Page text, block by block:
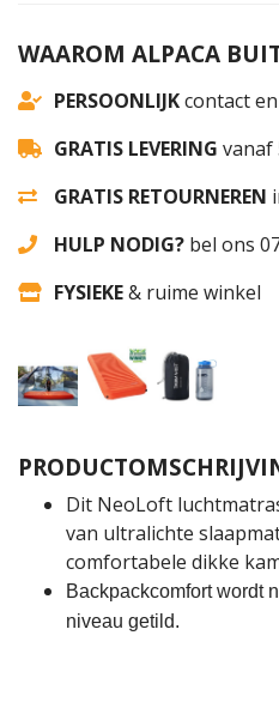
WAAROM ALPACA
PERSOONLIJKcontact
GRATIS LEVERING vanaf
GRATIS RETOURNEREN
HULP NODIG? bel ons
FYSIEKE& ruime winkel
Dit NeoLoft
van ultralichte
comfortabele dikke
Backpackcomfort wordt
niveau getild.